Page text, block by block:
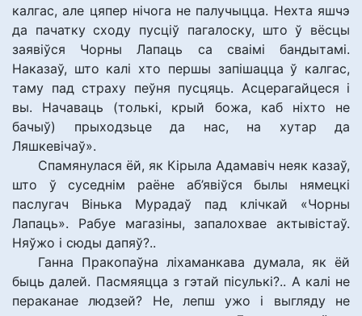
калгас, але цяпер нічога не палучыцца. Нехта яшчэ
да пачатку сходу пусціў пагалоску, што ў вёсцы
заявіўся Чорны Лапаць са сваімі бандытамі.
Наказаў, што калі хто першы запішацца ў калгас,
таму пад страху пеўня пусцяць. Асцерагайцеся і
вы. Начаваць (толькі, крый божа, каб ніхто не
бачыў) прыходзьце да нас, на хутар да
Ляшкевічаў».
Спамянулася ёй, як Кірыла Адамавіч неяк казаў,
што ў суседнім раёне аб’явіўся былы нямецкі
паслугач Вінька Мурадаў пад клічкай «Чорны
Лапаць». Рабуе магазіны, запалохвае актывістаў.
Няўжо і сюды дапяў?..
Ганна Пракопаўна ліхаманкава думала, як ёй
быць далей. Пасмяяцца з гэтай пісулькі?.. А калі не
пераканае людзей? Не, лепш ужо і выгляду не